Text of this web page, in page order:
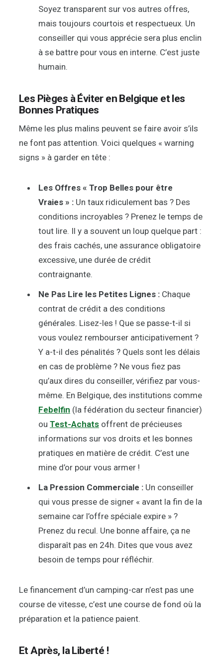
Soyez transparent sur vos autres offres,
mais toujours courtois et respectueux. Un
conseiller qui vous apprécie sera plus enclin
à se battre pour vous en interne. C’est juste
humain.
Les Pièges à Éviter en Belgique et les
Bonnes Pratiques
Même les plus malins peuvent se faire avoir s’ils
ne font pas attention. Voici quelques « warning
signs » à garder en tête :
Les Offres « Trop Belles pour être
Vraies » : Un taux ridiculement bas ? Des
conditions incroyables ? Prenez le temps de
tout lire. Il y a souvent un loup quelque part :
des frais cachés, une assurance obligatoire
excessive, une durée de crédit
contraignante.
Ne Pas Lire les Petites Lignes : Chaque
contrat de crédit a des conditions
générales. Lisez-les ! Que se passe-t-il si
vous voulez rembourser anticipativement ?
Y a-t-il des pénalités ? Quels sont les délais
en cas de problème ? Ne vous fiez pas
qu’aux dires du conseiller, vérifiez par vous-
même. En Belgique, des institutions comme
Febelfin (la fédération du secteur financier)
ou Test-Achats offrent de précieuses
informations sur vos droits et les bonnes
pratiques en matière de crédit. C’est une
mine d’or pour vous armer !
La Pression Commerciale : Un conseiller
qui vous presse de signer « avant la fin de la
semaine car l’offre spéciale expire » ?
Prenez du recul. Une bonne affaire, ça ne
disparaît pas en 24h. Dites que vous avez
besoin de temps pour réfléchir.
Le financement d’un camping-car n’est pas une
course de vitesse, c’est une course de fond où la
préparation et la patience paient.
Et Après, la Liberté !